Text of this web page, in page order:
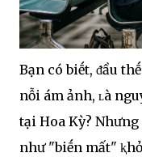
Bạn có biḗt, ᵭầu
nỗi ám ảnh, ʟà
tại Hoa Kỳ? Nhưng
như "biḗn mất"